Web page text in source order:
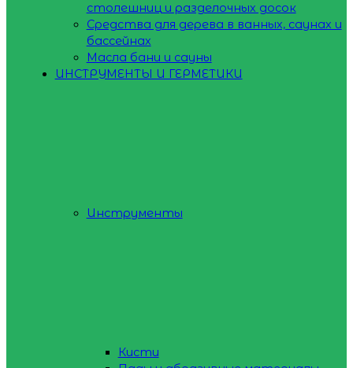
столешниц и разделочных досок
Средства для дерева в ванных, саунах и
бассейнах
Масла бани и сауны
ИНСТРУМЕНТЫ И ГЕРМЕТИКИ
Инструменты
Кисти